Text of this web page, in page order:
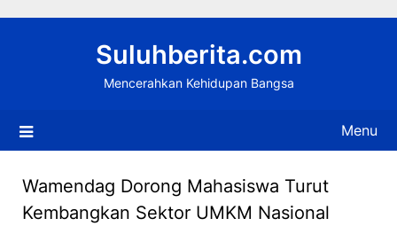
Suluhberita.com
Mencerahkan Kehidupan Bangsa
Menu
Wamendag Dorong Mahasiswa Turut
Kembangkan Sektor UMKM Nasional